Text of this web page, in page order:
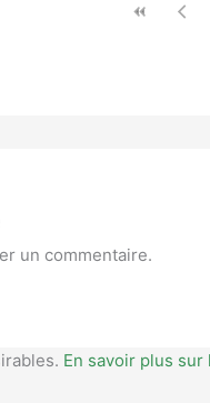
un commentaire.
En savoir plus